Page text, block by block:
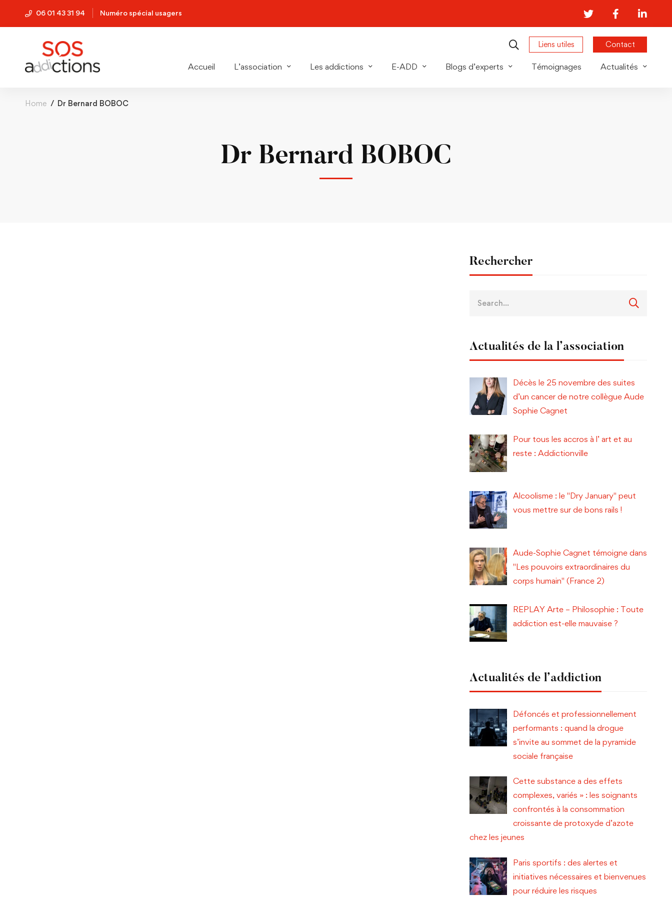
06 01 43 31 94 Numéro spécial usagers
Liens utiles Contact
Accueil L’association Les addictions E-ADD Blogs d’experts Témoignages Actualités
Home Dr Bernard BOBOC
Dr Bernard BOBOC
Rechercher
Actualités de la l’association
Décès le 25 novembre des suites
d’un cancer de notre collègue Aude
Sophie Cagnet
Pour tous les accros à l’ art et au
reste : Addictionville
Alcoolisme : le "Dry January" peut
vous mettre sur de bons rails !
Aude-Sophie Cagnet témoigne dans
"Les pouvoirs extraordinaires du
corps humain" (France 2)
REPLAY Arte – Philosophie : Toute
addiction est-elle mauvaise ?
Actualités de l’addiction
Défoncés et professionnellement
performants : quand la drogue
s’invite au sommet de la pyramide
sociale française
Cette substance a des effets
complexes, variés » : les soignants
confrontés à la consommation
croissante de protoxyde d’azote
chez les jeunes
Paris sportifs : des alertes et
initiatives nécessaires et bienvenues
pour réduire les risques